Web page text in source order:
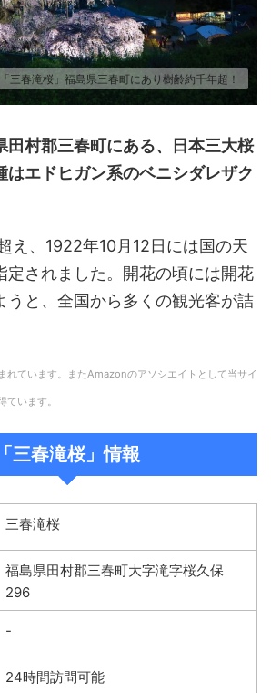
三春滝桜」福島県三春町にあり樹齢約千年超！
田村郡三春町にある、日本三大桜
はエドヒガン系のベニシダレザク
え、1922年10月12日には国の天
定されました。開花の頃には開花
うと、全国から多くの観光客が詰
れています。またAmazonのアソシエイトとして当サイ
ています。
「三春滝桜」情報
三春滝桜
福島県田村郡三春町大字滝字桜久保
296
-
24時間訪問可能